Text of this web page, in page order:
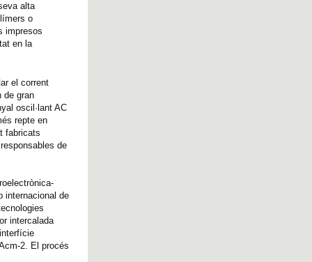
alta
o
impresos
en la
el corrent
de gran
oscil·lant AC
repte en
fabricats
de
internacional de
intercalada
2. El procés